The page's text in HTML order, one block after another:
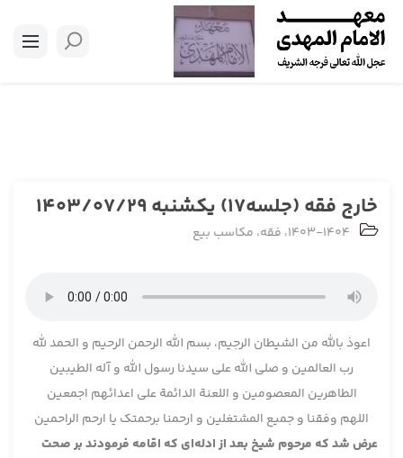
خارج فقه (جلسه17) یکشنبه 1403/07/29
1403-1404، فقه، مکاسب بیع
اعوذ بالله من الشیطان الرجیم، بسم الله الرحمن الرحیم و الحمد لله
رب العالمین و صلی الله علی سیدنا رسول الله و آله الطیبین
الطاهرین المعصومین و اللعنة الدائمة علی اعدائهم اجمعین
اللهم وفقنا و جمیع المشتغلین و ارحمنا برحمتک یا ارحم الراحمین
عرض شد که مرحوم شیخ بعد از ادله‌ای که اقامه فرمودند بر صحت